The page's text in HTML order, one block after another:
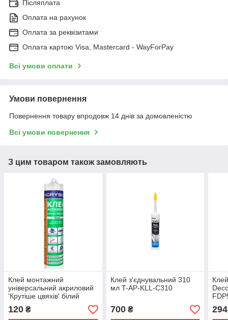
Післяплата
Оплата на рахунок
Оплата за реквізитами
Оплата картою Visa, Mastercard - WayForPay
Всі умови оплати
Умови повернення
Повернення товару впродовж 14 днів за домовленістю
Всі умови повернення
З цим товаром також замовляють
Клей монтажний
універсальний акриловий
'Крутіше цвяхів' білий
LACRYSIL, 280 мл
120 ₴
Клей з'єднувальний 310
мл T-AP-KLL-C310
700₴ 294